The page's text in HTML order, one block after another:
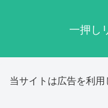
一押し
当サイトは広告を利用